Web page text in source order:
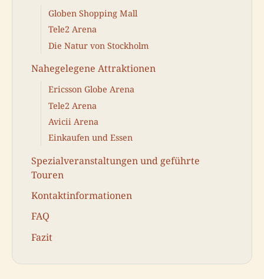
Globen Shopping Mall
Tele2 Arena
Die Natur von Stockholm
Nahegelegene Attraktionen
Ericsson Globe Arena
Tele2 Arena
Avicii Arena
Einkaufen und Essen
Spezialveranstaltungen und geführte
Touren
Kontaktinformationen
FAQ
Fazit